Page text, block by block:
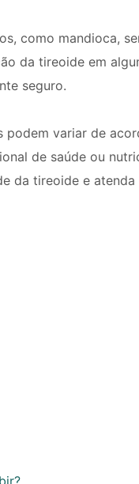
como mandioca,
da tireoide em
seguro.
variar de
de saúde ou
da tireoide e atenda